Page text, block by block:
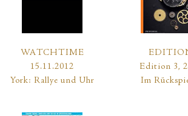
WATCHTIME
15.11.2012
York: Rallye und Uhr
Edition 3,
Im